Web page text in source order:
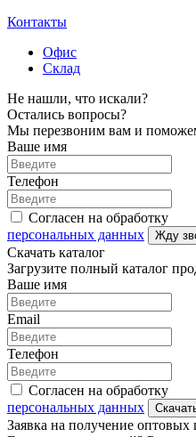
Контакты
Офис
Склад
Не нашли, что искали?
Остались вопросы?
Мы перезвоним вам и
Ваше имя
Телефон
Согласен на обработку
персональных данных
Жду
Скачать каталог
Загрузите полный каталог
Ваше имя
Email
Телефон
Согласен на обработку
персональных данных
Заявка на получение оптовых